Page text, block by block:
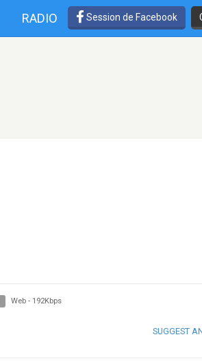
RADIO Session de Facebook
Web - 192Kbps
SUGGEST